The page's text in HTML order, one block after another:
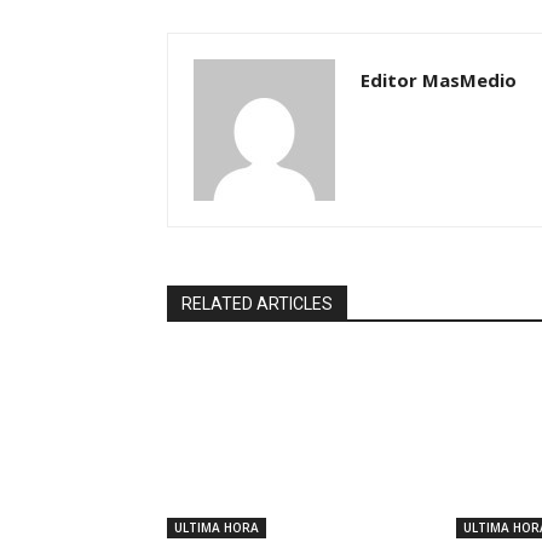
Editor MasMedio
RELATED ARTICLES
ULTIMA HORA ULTIMA